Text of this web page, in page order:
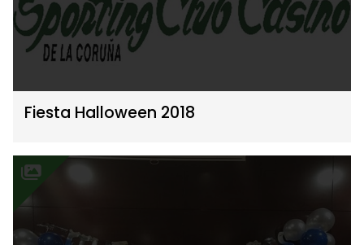
Fiesta Halloween 2018